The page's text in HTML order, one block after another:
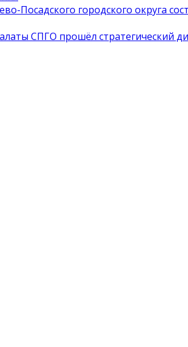
Посадского городского округа
СПГО прошёл стратегический